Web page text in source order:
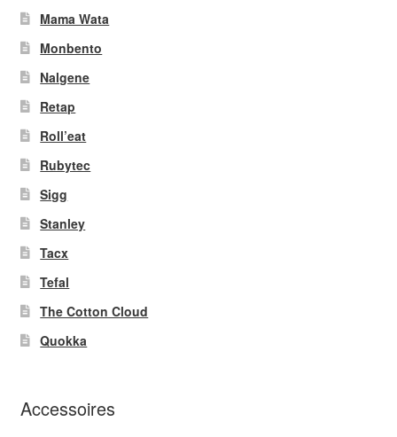
Mama Wata
Monbento
Nalgene
Retap
Roll’eat
Rubytec
Sigg
Stanley
Tacx
Tefal
The Cotton Cloud
Quokka
Accessoires